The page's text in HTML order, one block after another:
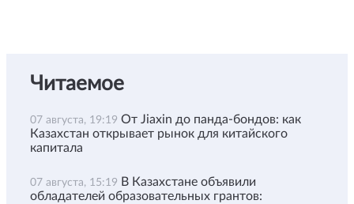
Читаемое
07 августа, 19:19 От Jiaxin до панда-бондов: как
Казахстан открывает рынок для китайского
капитала
07 августа, 15:19 В Казахстане объявили
обладателей образовательных грантов: